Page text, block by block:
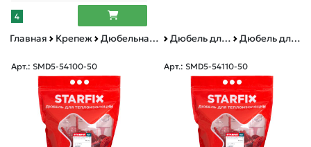
4
Главная Крепеж Дюбельная техника Дюбель для теплоизоляции металлический гвоздь с термоголовкой Дюбель для теплоизоляции металлический гвоздь с термоголовкой дой-пак
Арт.: SMD5-54100-50 Арт.: SMD5-54110-50